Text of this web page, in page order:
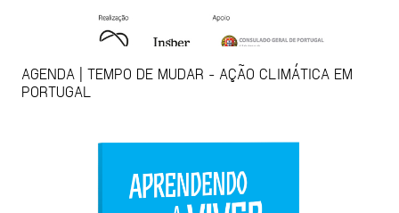
AGENDA | TEMPO DE MUDAR - AÇÃO CLIMÁTICA EM
PORTUGAL